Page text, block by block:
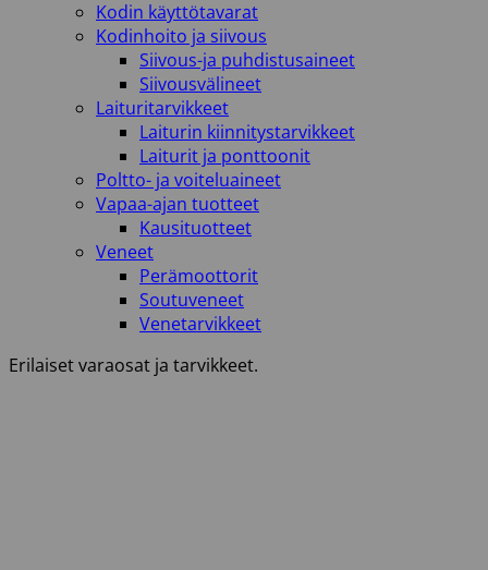
Kodin käyttötavarat
Kodinhoito ja siivous
Siivous-ja puhdistusaineet
Siivousvälineet
Laituritarvikkeet
Laiturin kiinnitystarvikkeet
Laiturit ja ponttoonit
Poltto- ja voiteluaineet
Vapaa-ajan tuotteet
Kausituotteet
Veneet
Perämoottorit
Soutuveneet
Venetarvikkeet
Erilaiset varaosat ja tarvikkeet.